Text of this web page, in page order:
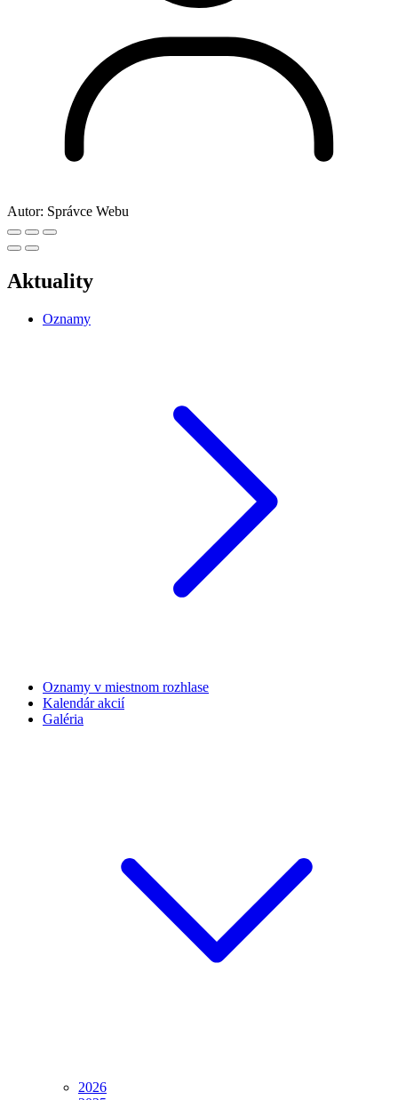
Autor: Správce Webu
Aktuality
Oznamy
Oznamy v miestnom rozhlase
Kalendár akcií
Galéria
2026